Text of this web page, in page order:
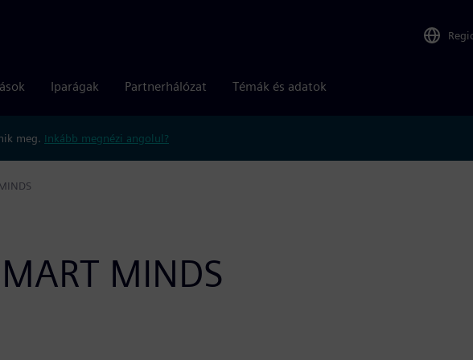
Iparágak Partnerhálózat Témák és adatok
meg. Inkább megnézi angolul?
MINDS